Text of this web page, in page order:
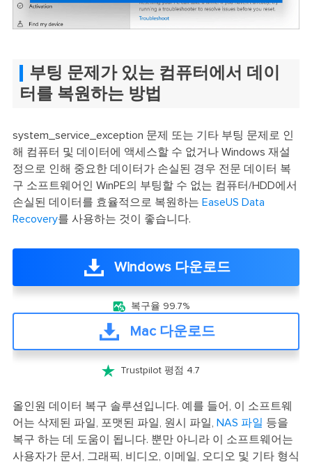
부팅 문제가 있는 컴퓨터에서 데이
터를 복원하는 방법
system_service_exception 문제 또는 기타 부팅 문제로 인
해 컴퓨터 및 데이터에 액세스할 수 없거나 Windows 재설
정으로 인해 중요한 데이터가 손실된 경우 전문 데이터 복
구 소프트웨어인 WinPE의 부팅할 수 없는 컴퓨터/HDD에서
손실된 데이터를 효율적으로 복원하는 EaseUS Data
Recovery를 사용하는 것이 좋습니다.
Windows 다운로드
 복구율 99.7%
Mac 다운로드
 Trustpilot 평점 4.7
올인원 데이터 복구 솔루션입니다. 예를 들어, 이 소프트웨
어는 삭제된 파일, 포맷된 파일, 원시 파일, NAS 파일 등을
복구 하는 데 도움이 됩니다. 뿐만 아니라 이 소프트웨어는
사용자가 문서, 그래픽, 비디오, 이메일, 오디오 및 기타 형식